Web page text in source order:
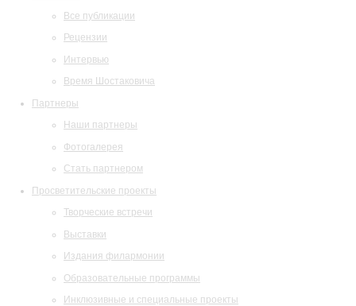
Все публикации
Рецензии
Интервью
Время Шостаковича
Партнеры
Наши партнеры
Фотогалерея
Стать партнером
Просветительские проекты
Творческие встречи
Выставки
Издания филармонии
Образовательные программы
Инклюзивные и специальные проекты